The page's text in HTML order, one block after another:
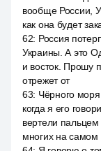
вообще России,
как она будет
62: Россия
Украины. А это
и восток. Прошу
отрежет от
63: Чёрного
когда я его
вертели пальцем
многих на самом